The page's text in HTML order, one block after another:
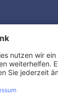
© 2026